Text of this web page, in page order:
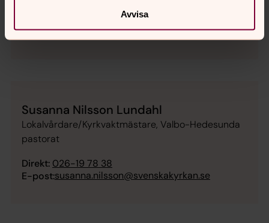
Avvisa
E-post:magnus.liljeby@svenskakyrkan.se
Susanna Nilsson Lundahl
Lokalvårdare/Kyrkvaktmästare, Valbo-Hedesunda
pastorat
Direkt: 026-19 78 38
E-post:susanna.nilsson@svenskakyrkan.se